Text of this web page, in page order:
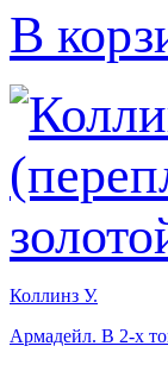
В
Коллинз У.
Армадейл. В 2-х